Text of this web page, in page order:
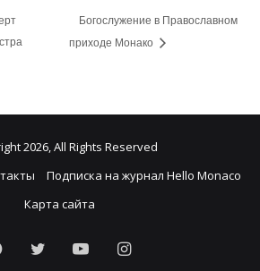
Богослужение в Православном
приходе Монако
2026, All Rights Reserved
Подписка на журнал Hello Monaco
Карта сайта
Facebook
TwitterYouTubeInstagram